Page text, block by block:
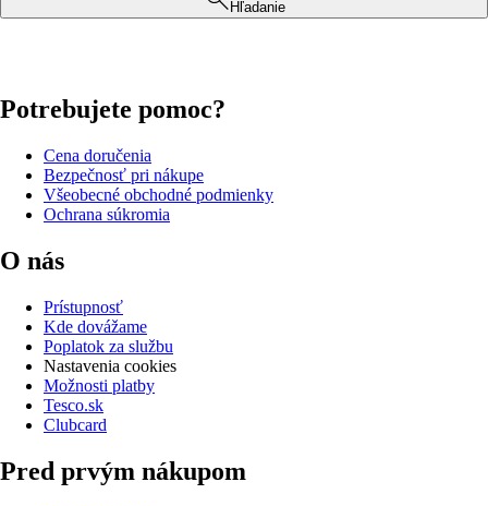
Hľadanie
Potrebujete pomoc?
Cena doručenia
Bezpečnosť pri nákupe
Všeobecné obchodné podmienky
Ochrana súkromia
O nás
Prístupnosť
Kde dovážame
Poplatok za službu
Nastavenia cookies
Možnosti platby
Tesco.sk
Clubcard
Pred prvým nákupom